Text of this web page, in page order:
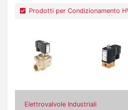
Prodotti per Condizionamento
Elettrovalvole Industriali